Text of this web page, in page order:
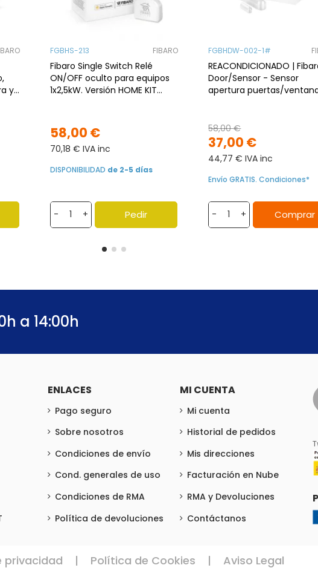
y
FGBHS-213 FIBARO
Fibaro Single Switch Relé
ON/OFF oculto para equipos
1x2,5kW. Versión HOME KIT
58,00 €
70,18 € IVA inc
DISPONIBILIDAD de 2-5 días
- + Pedir
FGBHDW-002-1#
REACONDICIONADO |
Door/Sensor - Sensor
apertura puertas/
37,00 €
58,00 €
44,77 € IVA inc
Envío GRATIS. Condiciones*
- + Comprar
a 14:00h
ENLACES
Pago seguro
Sobre nosotros
Condiciones de envío
Cond. generales de uso
Condiciones de RMA
Política de devoluciones
MI CUENTA
Mi cuenta
Historial de pedidos
Mis direcciones
Facturación en Nube
RMA y Devoluciones
Contáctanos
privacidad | Política de Cookies | Aviso Legal